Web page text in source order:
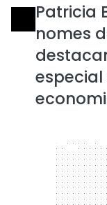
Patricia
nomes
especial
300 x 250